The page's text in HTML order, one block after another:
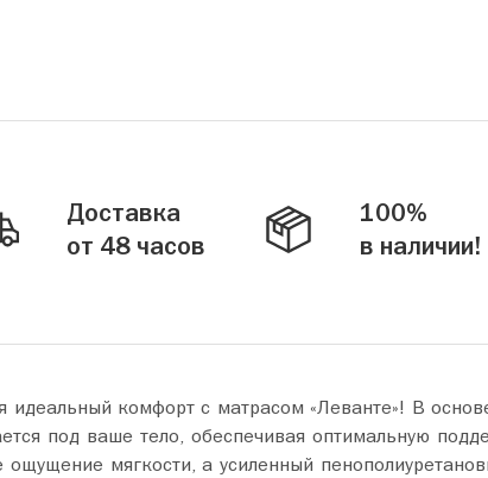
Доставка
от 48 часов
100%
в наличии!
идеальный комфорт с матрасом «Леванте»! В
под ваше тело, обеспечивая оптимальную
ощущение мягкости, а усиленный